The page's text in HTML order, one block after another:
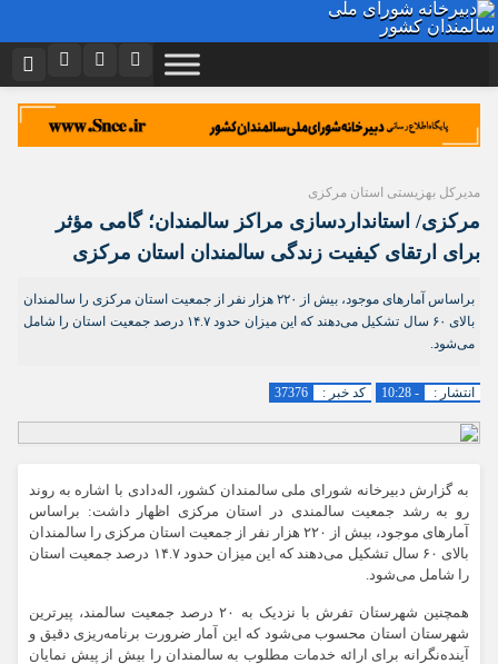
اینستاگرام تلگرام
آپارات
نام کاربری یا نشانی ایمیل
رمز عبور
مدیرکل بهزیستی استان مرکزی
مرکزی/ استانداردسازی مراکز سالمندان؛ گامی مؤثر
برای ارتقای کیفیت زندگی سالمندان استان مرکزی
براساس آمارهای موجود، بیش از ۲۲۰ هزار نفر از جمعیت استان مرکزی را سالمندان
بالای ۶۰ سال تشکیل می‌دهند که این میزان حدود ۱۴.۷ درصد جمعیت استان را شامل
می‌شود.
انتشار : - 10:28 کد خبر : 37376
به گزارش دبیرخانه شورای ملی سالمندان کشور، اله‌دادی با اشاره به روند
رو به رشد جمعیت سالمندی در استان مرکزی اظهار داشت: براساس
آمارهای موجود، بیش از ۲۲۰ هزار نفر از جمعیت استان مرکزی را سالمندان
بالای ۶۰ سال تشکیل می‌دهند که این میزان حدود ۱۴.۷ درصد جمعیت استان
را شامل می‌شود.
همچنین شهرستان تفرش با نزدیک به ۲۰ درصد جمعیت سالمند، پیرترین
شهرستان استان محسوب می‌شود که این آمار ضرورت برنامه‌ریزی دقیق و
آینده‌نگرانه برای ارائه خدمات مطلوب به سالمندان را بیش از پیش نمایان
منتشر خواهد شد.
پیام هایی که به غیر از زبان فارسی یا غیر مرتبط باشد منتشر نخواهد شد.